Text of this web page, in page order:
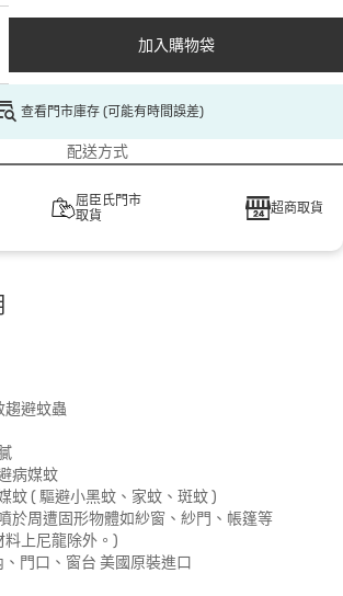
加入購物袋
查看門市庫存 (可能有時間誤差)
配送方式
屈臣氏門市
取貨
超商取貨
趨避蚊蟲
病媒蚊
蚊 ( 驅避小黑蚊、家蚊、斑蚊 )
於周遭固形物體如紗窗、紗門、帳篷等
上尼龍除外。)
門口、窗台 美國原裝進口